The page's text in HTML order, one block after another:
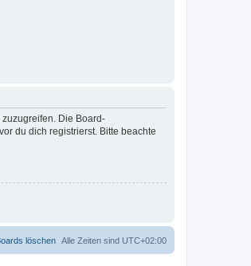
Die Board-
du dich registrierst. Bitte beachte
Alle Zeiten sind UTC+02:00
löschen